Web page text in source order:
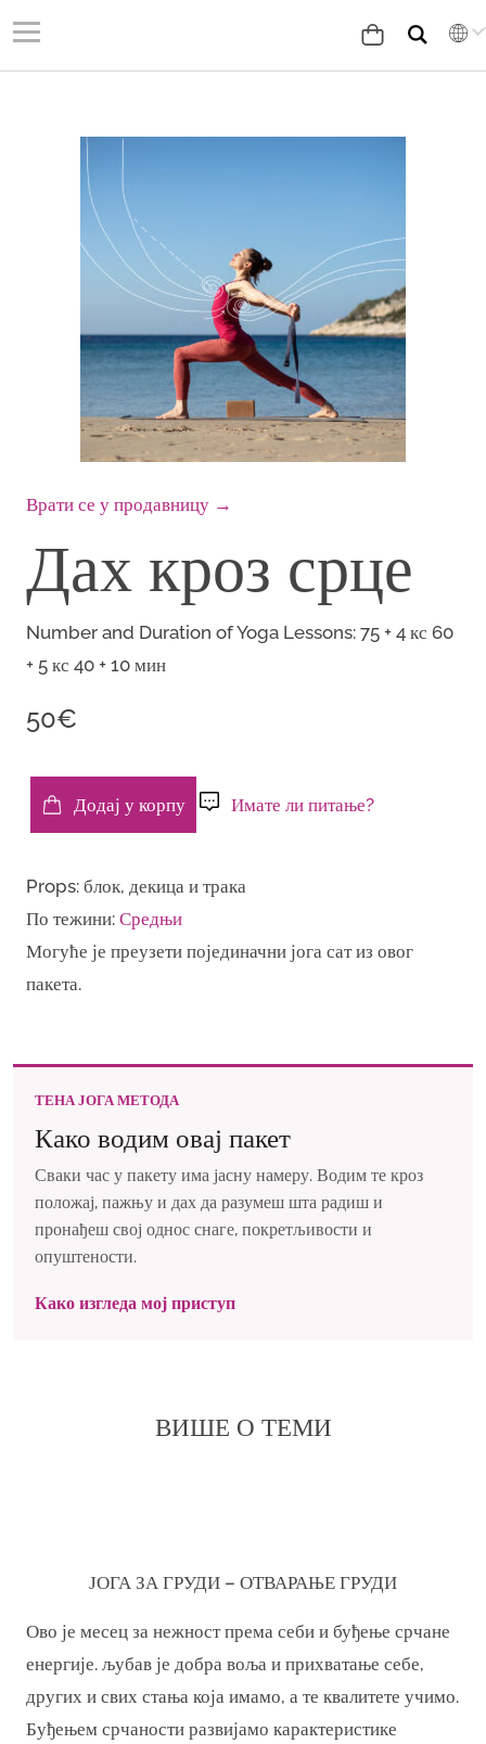
Врати се у продавницу →
Дах кроз срце
Number and Duration of Yoga Lessons: 75 + 4 кс 60
+ 5 кс 40 + 10 мин
50€
срце
количина
Додај у корпу Имате ли питање?
Props: блок, декица и трака
По тежини: Средњи
Могуће је преузети појединачни јога сат из овог
пакета.
ТЕНА ЈОГА МЕТОДА
Како водим овај пакет
Сваки час у пакету има јасну намеру. Водим те кроз
положај, пажњу и дах да разумеш шта радиш и
пронађеш свој однос снаге, покретљивости и
опуштености.
Како изгледа мој приступ
ВИШЕ О ТЕМИ
ЈОГА ЗА ГРУДИ – ОТВАРАЊЕ ГРУДИ
Ово је месец за нежност према себи и буђење срчане
енергије. љубав је добра воља и прихватање себе,
других и свих стања која имамо, а те квалитете учимо.
Буђењем срчаности развијамо карактеристике